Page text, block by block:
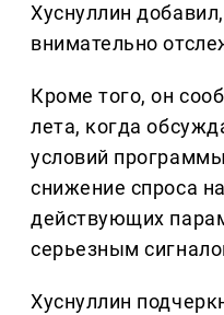
Хуснуллин
внимательно
Кроме того, он
лета, когда
условий
снижение спроса
действующих
серьезным
Хуснуллин